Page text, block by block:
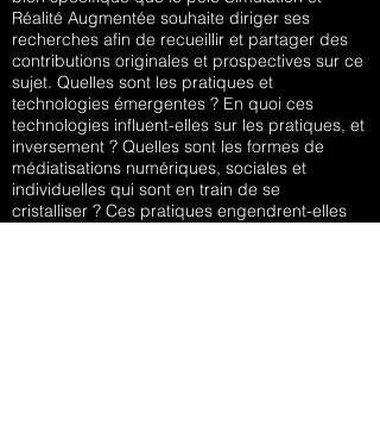
Réalité Augmentée souhaite diriger ses
recherches afin de recueillir et partager des
contributions originales et prospectives sur ce
sujet. Quelles sont les pratiques et
technologies émergentes ? En quoi ces
technologies influent-elles sur les pratiques, et
inversement ? Quelles sont les formes de
médiatisations numériques, sociales et
individuelles qui sont en train de se
cristalliser ? Ces pratiques engendrent-elles